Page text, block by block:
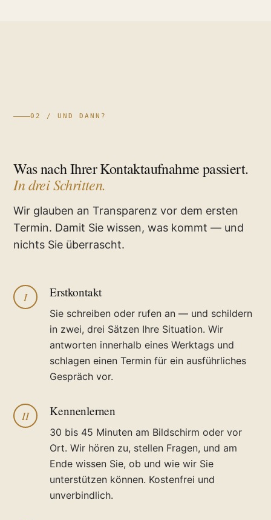
02 / UND DANN?
Was nach Ihrer Kontaktaufnahme passiert.
In drei Schritten.
Wir glauben an Transparenz vor dem ersten
Termin. Damit Sie wissen, was kommt — und
nichts Sie überrascht.
I Erstkontakt
Sie schreiben oder rufen an — und schildern
in zwei, drei Sätzen Ihre Situation. Wir
antworten innerhalb eines Werktags und
schlagen einen Termin für ein ausführliches
Gespräch vor.
II Kennenlernen
30 bis 45 Minuten am Bildschirm oder vor
Ort. Wir hören zu, stellen Fragen, und am
Ende wissen Sie, ob und wie wir Sie
unterstützen können. Kostenfrei und
unverbindlich.